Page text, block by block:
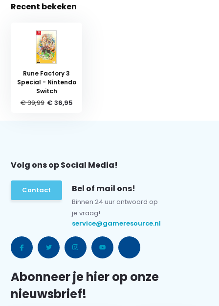
Recent bekeken
Rune Factory 3
Special - Nintendo
Switch
€ 39,99 € 36,95
Volg ons op Social Media!
Contact Bel of mail ons!
Binnen 24 uur antwoord op
je vraag!
service@gameresource.nl
Abonneer je hier op onze
nieuwsbrief!